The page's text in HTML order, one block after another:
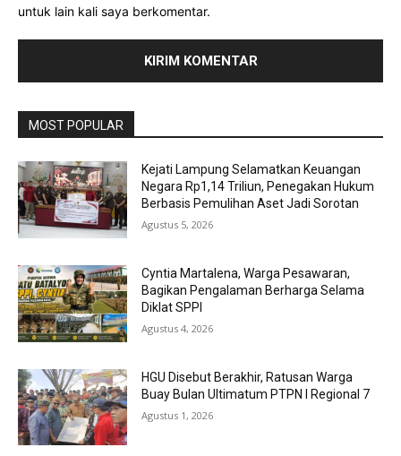
untuk lain kali saya berkomentar.
MOST POPULAR
Kejati Lampung Selamatkan Keuangan
Negara Rp1,14 Triliun, Penegakan Hukum
Berbasis Pemulihan Aset Jadi Sorotan
Agustus 5, 2026
Cyntia Martalena, Warga Pesawaran,
Bagikan Pengalaman Berharga Selama
Diklat SPPI
Agustus 4, 2026
HGU Disebut Berakhir, Ratusan Warga
Buay Bulan Ultimatum PTPN I Regional 7
Agustus 1, 2026